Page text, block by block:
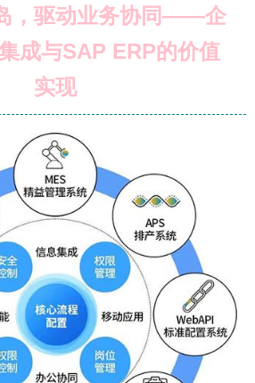
，驱动业务协同——企
成与SAP ERP的价值
实现